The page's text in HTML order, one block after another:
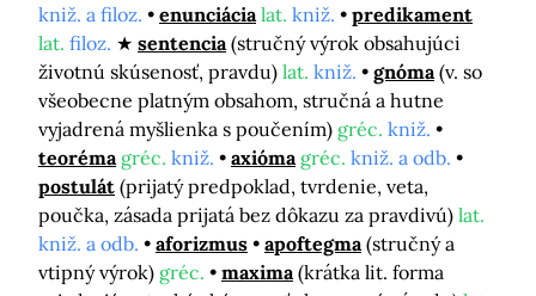
kniž. a filoz.
enunciácia lat. kniž.
predikament
lat. filoz. sentencia (stručný výrok obsahujúci
životnú skúsenosť, pravdu) lat. kniž. gnóma (v. so
všeobecne platným obsahom, stručná a hutne
vyjadrená myšlienka s poučením) gréc. kniž.
teoréma gréc. kniž. axióma gréc. kniž. a odb.
postulát (prijatý predpoklad, tvrdenie, veta,
poučka, zásada prijatá bez dôkazu za pravdivú) lat.
kniž. a odb.
aforizmus apoftegma (stručný a
vtipný výrok) gréc. maxima (krátka lit. forma